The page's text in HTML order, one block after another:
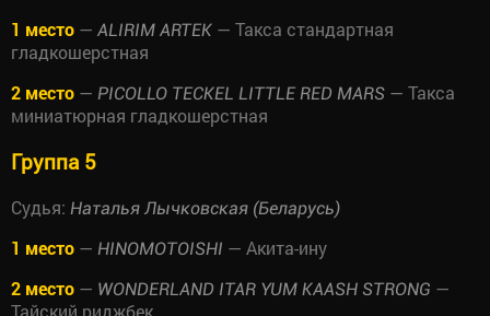
1 место — ALIRIM ARTEK — Такса стандартная
гладкошерстная
2 место — PICOLLO TECKEL LITTLE RED MARS — Такса
миниатюрная гладкошерстная
Группа 5
Судья: Наталья Лычковская (Беларусь)
1 место — HINOMOTOISHI — Акита-ину
2 место — WONDERLAND ITAR YUM KAASH STRONG —
Тайский риджбек